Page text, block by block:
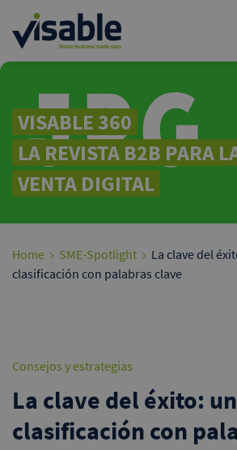
VISABLE 360
LA REVISTA B2B PARA
VENTA DIGITAL
Home SME-Spotlight
La clave del
clasificación con palabras clave
Consejos y estrategias
La clave del éxito:
clasificación con